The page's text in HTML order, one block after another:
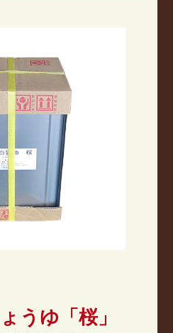
うゆ「桜」